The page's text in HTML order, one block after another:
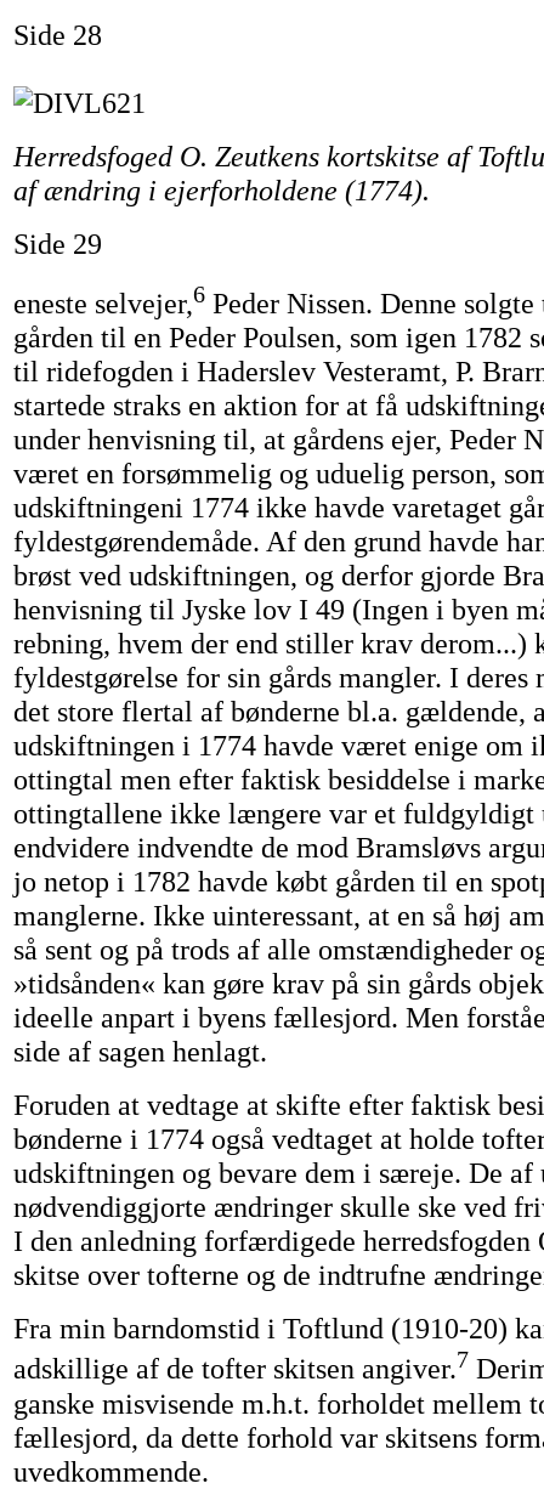
Side 28
Herredsfoged O. Zeutkens kortskitse af
af ændring i ejerforholdene (1774).
Side 29
eneste selvejer,6 Peder Nissen. Denne solgte
gården til en Peder Poulsen, som igen 1782
til ridefogden i Haderslev Vesteramt, P.
startede straks en aktion for at få
under henvisning til, at gårdens ejer, Peder
været en forsømmelig og uduelig person,
udskiftningeni 1774 ikke havde varetaget
fyldestgørendemåde. Af den grund havde
brøst ved udskiftningen, og derfor gjorde
henvisning til Jyske lov I 49 (Ingen i byen
rebning, hvem der end stiller krav derom...)
fyldestgørelse for sin gårds mangler. I
det store flertal af bønderne bl.a. gældende,
udskiftningen i 1774 havde været enige om
ottingtal men efter faktisk besiddelse i
ottingtallene ikke længere var et fuldgyldigt
endvidere indvendte de mod Bramsløvs
jo netop i 1782 havde købt gården til en
manglerne. Ikke uinteressant, at en så høj
så sent og på trods af alle omstændigheder
»tidsånden« kan gøre krav på sin gårds
ideelle anpart i byens fællesjord. Men
side af sagen henlagt.
Foruden at vedtage at skifte efter faktisk
bønderne i 1774 også vedtaget at holde
udskiftningen og bevare dem i særeje. De
nødvendiggjorte ændringer skulle ske ved
I den anledning forfærdigede herredsfogden
skitse over tofterne og de indtrufne
Fra min barndomstid i Toftlund (1910-20)
adskillige af de tofter skitsen angiver.7
ganske misvisende m.h.t. forholdet mellem
fællesjord, da dette forhold var skitsens
uvedkommende.